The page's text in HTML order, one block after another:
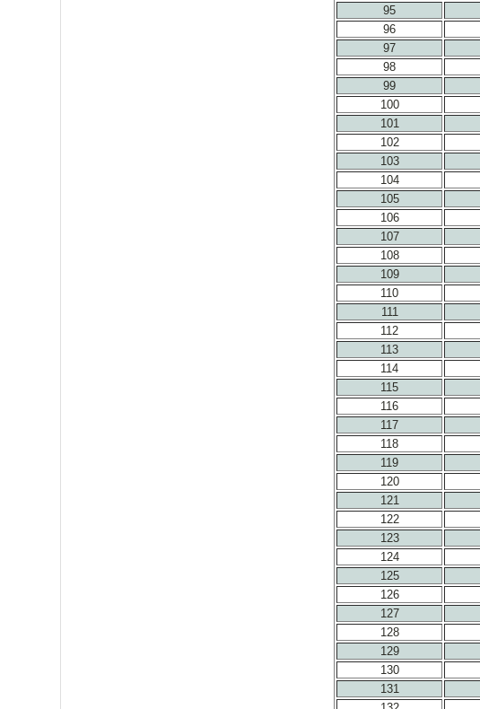
95
96
97
98
99
100
101
102
103
104
105
106
107
108
109
110
111
112
113
114
115
116
117
118
119
120
121
122
123
124
125
126
127
128
129
130
131